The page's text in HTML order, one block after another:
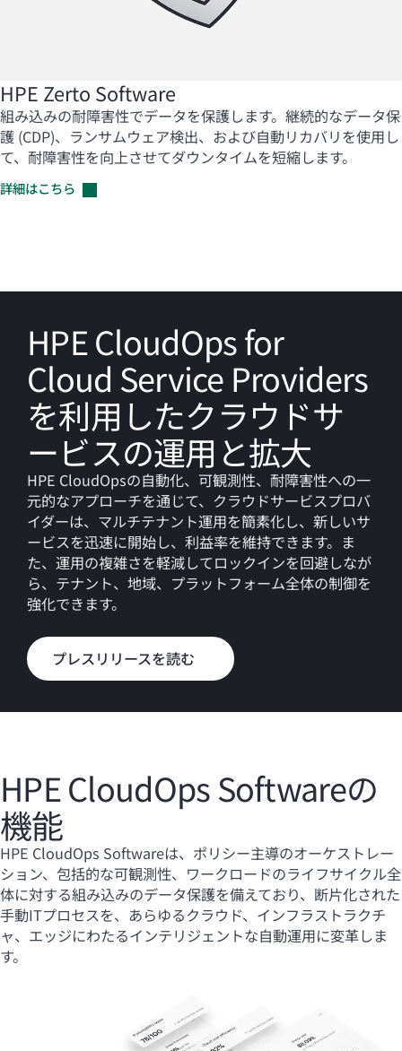
HPE Zerto Software
組み込みの耐障害性でデータを保護します。 継続的なデータ保
護 (CDP)、ランサムウェア検出、および自動リカバリを使用し
て、耐障害性を向上させてダウンタイムを短縮します。
詳細はこちら
HPE CloudOps for
Cloud Service Providers
を利用したクラウドサ
ービスの運用と拡大
HPE CloudOpsの自動化、可観測性、耐障害性への一
元的なアプローチを通じて、クラウドサービスプロバ
イダーは、マルチテナント運用を簡素化し、新しいサ
ービスを迅速に開始し、利益率を維持できます。ま
た、運用の複雑さを軽減してロックインを回避しなが
ら、テナント、地域、プラットフォーム全体の制御を
強化できます。
プレスリリースを読む
HPE CloudOps Softwareの
機能
HPE CloudOps Softwareは、ポリシー主導のオーケストレー
ション、包括的な可観測性、ワークロードのライフサイクル全
体に対する組み込みのデータ保護を備えており、断片化された
手動ITプロセスを、あらゆるクラウド、インフラストラクチ
ャ、エッジにわたるインテリジェントな自動運用に変革しま
す。